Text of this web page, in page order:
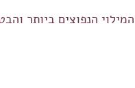
הנפוצים ביותר